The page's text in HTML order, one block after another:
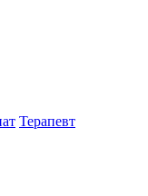
Терапевт